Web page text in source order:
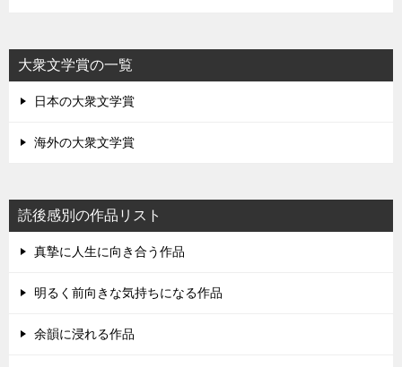
大衆文学賞の一覧
日本の大衆文学賞
海外の大衆文学賞
読後感別の作品リスト
真摯に人生に向き合う作品
明るく前向きな気持ちになる作品
余韻に浸れる作品